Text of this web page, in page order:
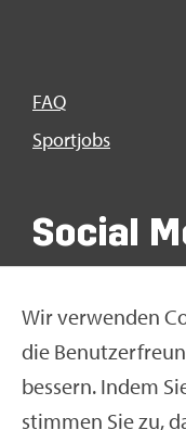
Wir ver­wen­den
die
bes­sern. Indem
stim­men Sie zu,
FAQ
Sport­jobs
So­ci­al